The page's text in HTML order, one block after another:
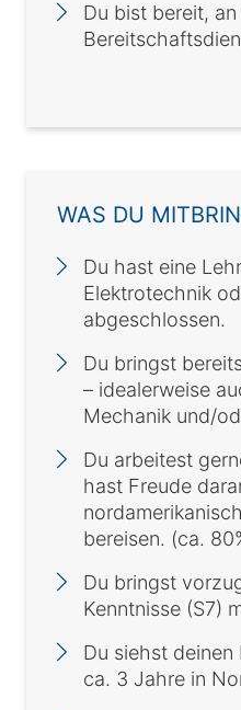
Du bist bereit,
WAS DU
Du hast eine
Elektrotechnik
abgeschlossen.
Du bringst
– idealerweise
Mechanik und/
Du arbeitest
hast Freude
bereisen. (ca.
Du bringst
Kenntnisse (S7)
Du siehst
ca. 3 Jahre in